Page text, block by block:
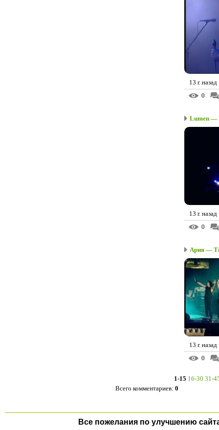
13 г. назад
0
Lumen —
13 г. назад
0
Ария —
13 г. назад
0
1-15 16-30 31-
Всего комментариев: 0
Все пожелания по улучшению